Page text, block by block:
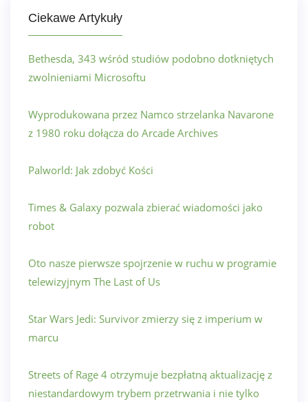
Ciekawe Artykuły
Bethesda, 343 wśród studiów podobno dotkniętych
zwolnieniami Microsoftu
Wyprodukowana przez Namco strzelanka Navarone
z 1980 roku dołącza do Arcade Archives
Palworld: Jak zdobyć Kości
Times & Galaxy pozwala zbierać wiadomości jako
robot
Oto nasze pierwsze spojrzenie w ruchu w programie
telewizyjnym The Last of Us
Star Wars Jedi: Survivor zmierzy się z imperium w
marcu
Streets of Rage 4 otrzymuje bezpłatną aktualizację z
niestandardowym trybem przetrwania i nie tylko